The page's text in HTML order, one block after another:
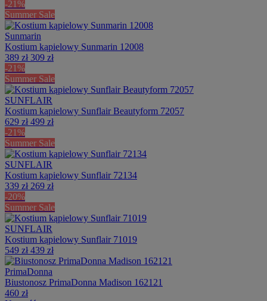
-21%
Summer Sale
Sunmarin
Kostium kąpielowy Sunmarin 12008
389 zł 309 zł
-21%
Summer Sale
SUNFLAIR
Kostium kąpielowy Sunflair Beautyform 72057
629 zł 499 zł
-21%
Summer Sale
SUNFLAIR
Kostium kąpielowy Sunflair 72134
339 zł 269 zł
-20%
Summer Sale
SUNFLAIR
Kostium kąpielowy Sunflair 71019
549 zł 439 zł
PrimaDonna
Biustonosz PrimaDonna Madison 162121
460 zł